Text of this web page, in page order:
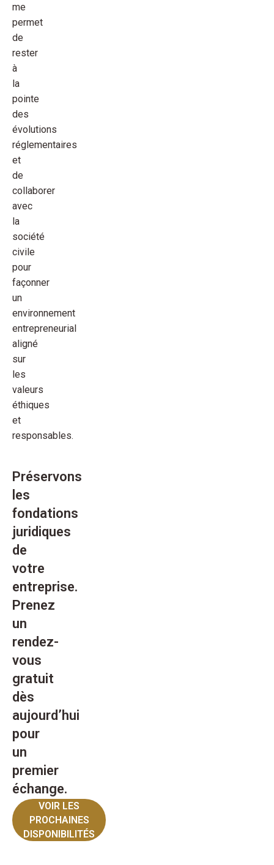
me
permet
de
rester
à
la
pointe
des
évolutions
réglementaires
et
de
collaborer
avec
la
société
civile
pour
façonner
un
environnement
entrepreneurial
aligné
sur
les
valeurs
éthiques
et
responsables.
Préservons
les
fondations
juridiques
de
votre
entreprise.
Prenez
un
rendez-
vous
gratuit
dès
aujourd’hui
pour
un
premier
échange.
VOIR LES
PROCHAINES
DISPONIBILITÉS